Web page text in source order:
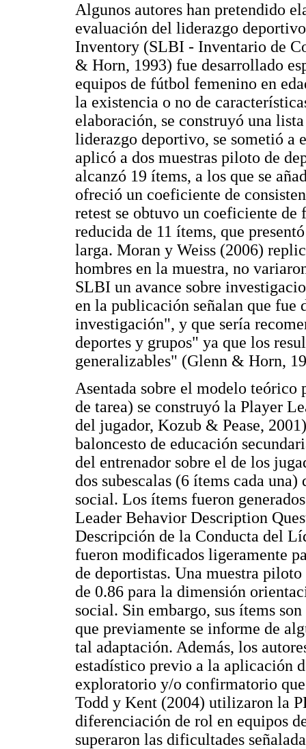
Algunos autores han pretendido
evaluación del liderazgo
Inventory (SLBI - Inventario de
& Horn, 1993) fue desarrollado
equipos de fútbol femenino en
la existencia o no de
elaboración, se construyó una
liderazgo deportivo, se sometió a
aplicó a dos muestras piloto de
alcanzó 19 ítems, a los que se
ofreció un coeficiente de
retest se obtuvo un coeficiente
reducida de 11 ítems, que
larga. Moran y Weiss (2006)
hombres en la muestra, no
SLBI un avance sobre
en la publicación señalan que fue
investigación", y que sería
deportes y grupos" ya que los
generalizables" (Glenn & Horn,
Asentada sobre el modelo teórico
de tarea) se construyó la Player
del jugador, Kozub & Pease,
baloncesto de educación
del entrenador sobre el de los
dos subescalas (6 ítems cada
social. Los ítems fueron
Leader Behavior Description
Descripción de la Conducta del
fueron modificados ligeramente
de deportistas. Una muestra
de 0.86 para la dimensión
social. Sin embargo, sus ítems
que previamente se informe de
tal adaptación. Además, los
estadístico previo a la aplicación
exploratorio y/o confirmatorio
Todd y Kent (2004) utilizaron la
diferenciación de rol en equipos
superaron las dificultades